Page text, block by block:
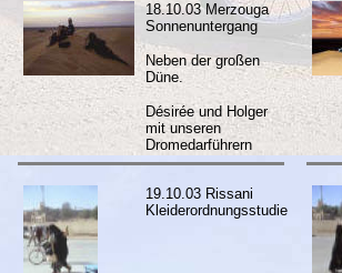
18.10.03 Merzouga
Sonnenuntergang
Neben der großen
Düne.
Désirée und Holger
mit unseren
Dromedarführern
19.10.03 Rissani
Kleiderordnungsstudie